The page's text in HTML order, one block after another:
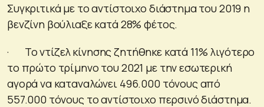
Συγκριτικά με το αντίστοιχο διάστημα του 2019 η
βενζίνη βούλιαξε κατά 28% φέτος.
· Το ντίζελ κίνησης ζητήθηκε κατά 11% λιγότερο
το πρώτο τρίμηνο του 2021 με την εσωτερική
αγορά να καταναλώνει 496.000 τόνους από
557.000 τόνους το αντίστοιχο περσινό διάστημα.